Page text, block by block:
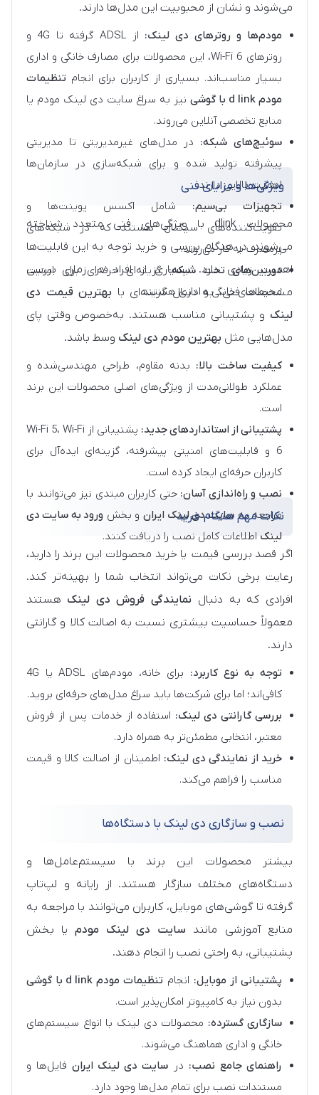
می‌شوند و نشان از محبوبیت این مدل‌ها دارند.
مودم‌ها و روترهای دی لینک:
از ADSL گرفته تا 4G و
روترهای Wi-Fi 6، این محصولات برای مصارف خانگی و اداری
بسیار مناسب‌اند. بسیاری از کاربران برای انجام تنظیمات
مودم d link با گوشی
نیز به سراغ سایت دی لینک مودم یا
منابع تخصصی آنلاین می‌روند.
سوئیچ‌های شبکه: در مدل‌های غیرمدیریتی تا مدیریتی
پیشرفته تولید شده و برای شبکه‌سازی در سازمان‌ها
اهمیت بالایی دارند.
تجهیزات بی‌سیم: شامل اکسس پوینت‌ها و
تقویت‌کننده‌های سیگنال هستند که در شبکه‌های
پرمصرف به کار می‌روند.
دوربین‌های تحت شبکه:گزینه‌ای حرفه‌ای برای امنیت
محیط‌های خانگی و اداری هستند.
ویژگی‌ها و مزایای فنی
محصولات dlink با ویژگی‌های فنی متعدد شناخته
می‌شوند. در هنگام بررسی و خرید توجه به این قابلیت‌ها
اهمیت زیادی دارد. بسیاری از افراد در زمان بررسی
مشخصات فنی، به دنبال گزینه‌ای با بهترین قیمت دی
لینک و پشتیبانی مناسب هستند. به‌خصوص وقتی پای
مدل‌هایی مثل بهترین مودم دی لینک وسط باشد.
کیفیت ساخت بالا: بدنه مقاوم، طراحی مهندسی‌شده و
عملکرد طولانی‌مدت از ویژگی‌های اصلی محصولات این برند
است.
پشتیبانی از استانداردهای جدید:
پشتیبانی از Wi-Fi 5، Wi-Fi
6 و قابلیت‌های امنیتی پیشرفته، گزینه‌ای ایده‌آل برای
کاربران حرفه‌ای ایجاد کرده است.
نصب و راه‌اندازی آسان: حتی کاربران مبتدی نیز می‌توانند با
مراجعه به سایت دی لینک ایران و بخش ورود به سایت دی
لینک اطلاعات کامل نصب را دریافت کنند.
نکات مهم هنگام خرید
اگر قصد بررسی قیمت یا خرید محصولات این برند را دارید،
رعایت برخی نکات می‌تواند انتخاب شما را بهینه‌تر کند.
افرادی که به دنبال نمایندگی فروش دی لینک هستند
معمولاً حساسیت بیشتری نسبت به اصالت کالا و گارانتی
دارند.
توجه به نوع کاربرد:
برای خانه، مودم‌های ADSL یا 4G
کافی‌اند؛ اما برای شرکت‌ها باید سراغ مدل‌های حرفه‌ای بروید.
بررسی گارانتی دی لینک: استفاده از خدمات پس از فروش
معتبر، انتخابی مطمئن‌تر به همراه دارد.
خرید از نمایندگی دی لینک: اطمینان از اصالت کالا و قیمت
مناسب را فراهم می‌کند.
نصب و سازگاری دی لینک با دستگاه‌ها
بیشتر محصولات این برند با سیستم‌عامل‌ها و
دستگاه‌های مختلف سازگار هستند. از رایانه و لپ‌تاپ
گرفته تا گوشی‌های موبایل، کاربران می‌توانند با مراجعه به
منابع آموزشی مانند سایت دی لینک مودم یا بخش
پشتیبانی، به راحتی نصب را انجام دهند.
پشتیبانی از موبایل: انجام تنظیمات مودم d link با گوشی
بدون نیاز به کامپیوتر امکان‌پذیر است.
سازگاری گسترده: محصولات دی لینک با انواع سیستم‌های
خانگی و اداری هماهنگ می‌شوند.
راهنمای جامع نصب: در سایت دی لینک ایران فایل‌ها و
مستندات نصب برای تمام مدل‌ها وجود دارد.